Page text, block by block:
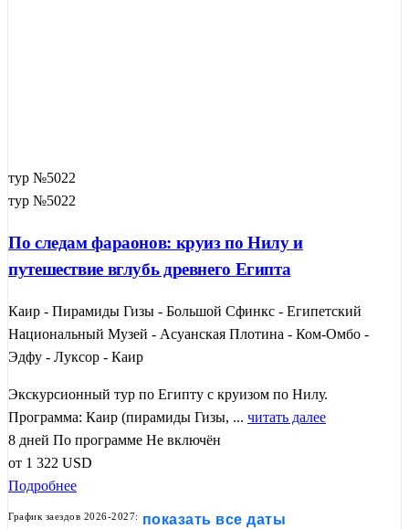
тур №5022
тур №5022
По следам фараонов: круиз по Нилу и
путешествие вглубь древнего Египта
Каир - Пирамиды Гизы - Большой Сфинкс - Египетский
Национальный Музей - Асуанская Плотина - Ком-Омбо -
Эдфу - Луксор - Каир
Экскурсионный тур по Египту с круизом по Нилу.
Программа: Каир (пирамиды Гизы, ... читать далее
8 дней По программе Не включён
от 1 322 USD
Подробнее
График заездов 2026-2027: показать все даты